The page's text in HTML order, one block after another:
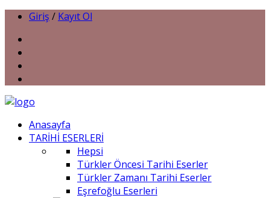
Giriş / Kayıt Ol
Anasayfa
TARİHİ ESERLERİ
Hepsi
Türkler Öncesi Tarihi Eserler
Türkler Zamanı Tarihi Eserler
Eşrefoğlu Eserleri